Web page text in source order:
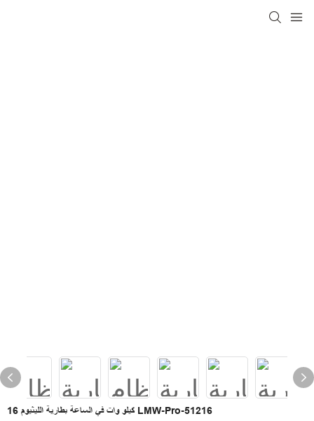
16 كيلو وات في الساعة بطارية الليثيوم LMW-Pro-51216